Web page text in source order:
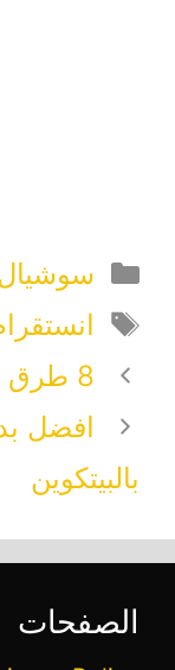
التصنيفات
سوشيال
الوسوم
انستقرام
افضل
بالبيتكوين
الصفحات